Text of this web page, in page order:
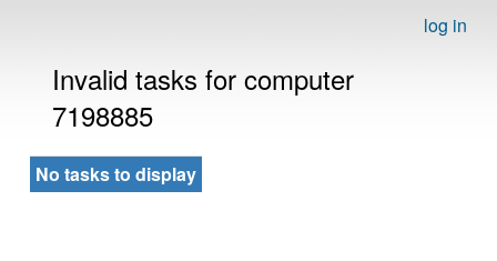
log in
Invalid tasks for computer
7198885
No tasks to display